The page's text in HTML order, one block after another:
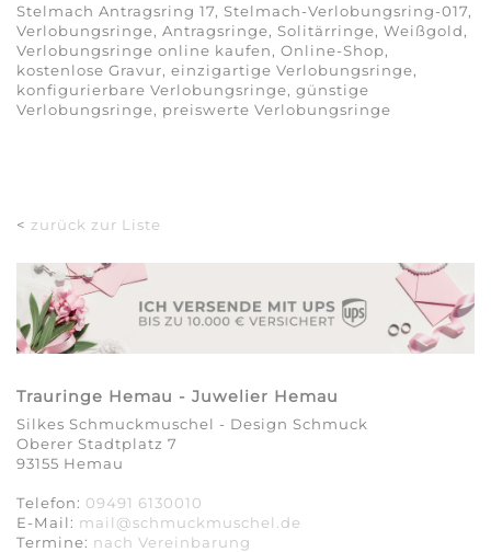
Stelmach Antragsring 17, Stelmach-Verlobungsring-017,
Verlobungsringe, Antragsringe, Solitärringe, Weißgold,
Verlobungsringe online kaufen, Online-Shop,
kostenlose Gravur, einzigartige Verlobungsringe,
konfigurierbare Verlobungsringe, günstige
Verlobungsringe, preiswerte Verlobungsringe
< zurück zur Liste
Trauringe Hemau - Juwelier Hemau
Silkes Schmuckmuschel - Design Schmuck
Oberer Stadtplatz 7
93155 Hemau
Telefon: 09491 6130010
E-Mail: mail@schmuckmuschel.de
Termine: nach Vereinbarung​​​​​​​